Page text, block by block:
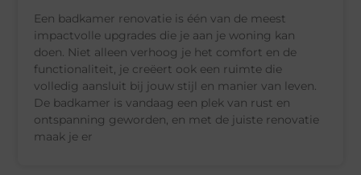
Een badkamer renovatie is één van de meest
impactvolle upgrades die je aan je woning kan
doen. Niet alleen verhoog je het comfort en de
functionaliteit, je creëert ook een ruimte die
volledig aansluit bij jouw stijl en manier van leven.
De badkamer is vandaag een plek van rust en
ontspanning geworden, en met de juiste renovatie
maak je er